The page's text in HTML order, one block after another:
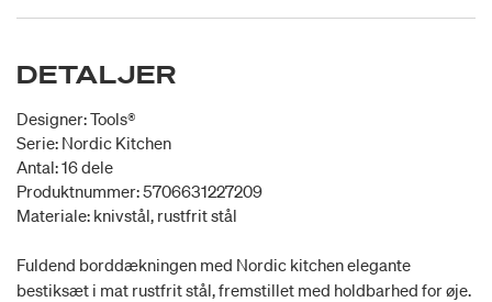
DETALJER
Designer: Tools®
Serie: Nordic Kitchen
Antal: 16 dele
Produktnummer: 5706631227209
Materiale: knivstål, rustfrit stål
Fuldend borddækningen med Nordic kitchen elegante
bestiksæt i mat rustfrit stål, fremstillet med holdbarhed for øje.